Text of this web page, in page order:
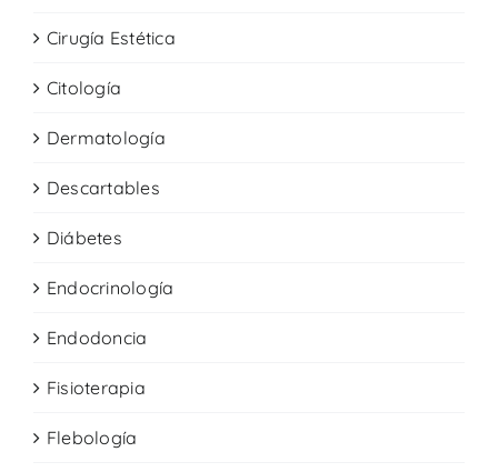
Cirugía Estética
Citología
Dermatología
Descartables
Diábetes
Endocrinología
Endodoncia
Fisioterapia
Flebología